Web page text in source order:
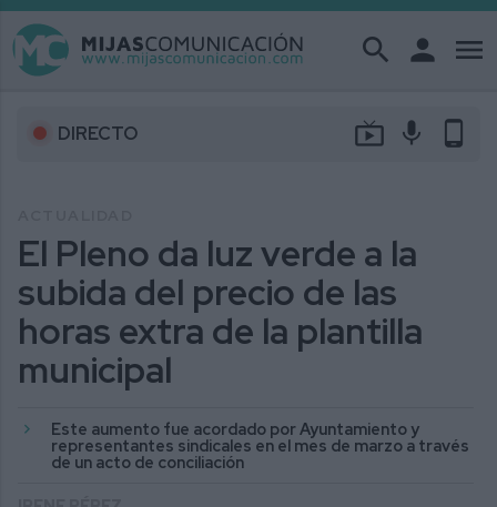
search person menu
DIRECTO live_tv mic phone_android
El Pleno da luz verde a la
subida del precio de las
horas extra de la plantilla
municipal
Este aumento fue acordado por Ayuntamiento y
representantes sindicales en el mes de marzo a través
de un acto de conciliación